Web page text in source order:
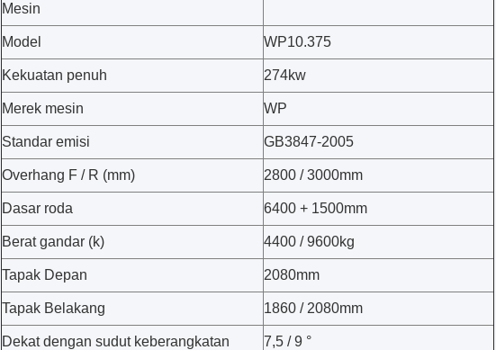
Mesin
Model WP10.375
Kekuatan penuh 274kw
Merek mesin WP
Standar emisi GB3847-2005
Overhang F / R (mm) 2800 / 3000mm
Dasar roda 6400 + 1500mm
Berat gandar (k) 4400 / 9600kg
Tapak Depan 2080mm
Tapak Belakang 1860 / 2080mm
Dekat dengan sudut keberangkatan 7,5 / 9 °